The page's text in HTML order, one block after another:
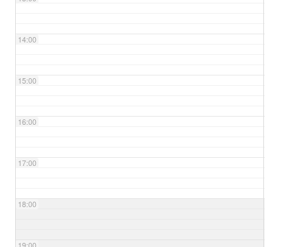
14:00
15:00
16:00
17:00
18:00